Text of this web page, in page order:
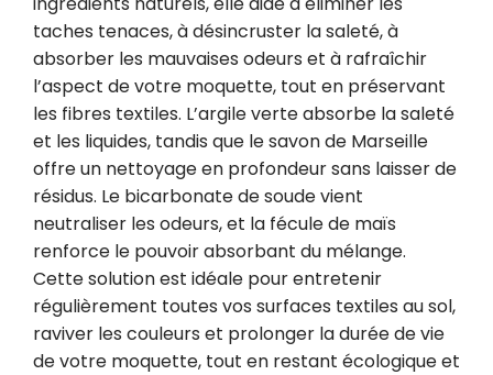
taches tenaces, à désincruster la saleté, à
absorber les mauvaises odeurs et à rafraîchir
l’aspect de votre moquette, tout en préservant
les fibres textiles. L’argile verte absorbe la saleté
et les liquides, tandis que le savon de Marseille
offre un nettoyage en profondeur sans laisser de
résidus. Le bicarbonate de soude vient
neutraliser les odeurs, et la fécule de maïs
renforce le pouvoir absorbant du mélange.
Cette solution est idéale pour entretenir
régulièrement toutes vos surfaces textiles au sol,
raviver les couleurs et prolonger la durée de vie
de votre moquette, tout en restant écologique et